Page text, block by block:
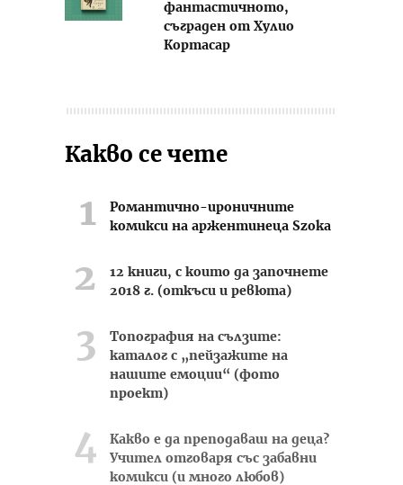
фантастичното,
съграден от Хулио
Кортасар
Какво се чете
Романтично-ироничните
комикси на аржентинеца Szoka
12 книги, с които да започнете
2018 г. (откъси и ревюта)
Топография на сълзите:
каталог с „пейзажите на
нашите емоции“ (фото
проект)
Какво е да преподаваш на деца?
Учител отговаря със забавни
комикси (и много любов)